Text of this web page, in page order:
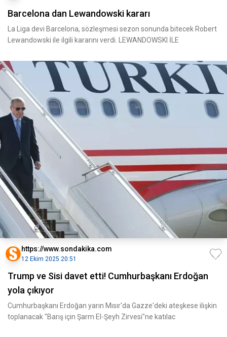
Barcelona dan Lewandowski kararı
La Liga devi Barcelona, sözleşmesi sezon sonunda bitecek Robert
Lewandowski ile ilgili kararını verdi. LEWANDOWSKI İLE
https://www.sondakika.com
12 Ekim 2025 20:51
Trump ve Sisi davet etti! Cumhurbaşkanı Erdoğan
yola çıkıyor
Cumhurbaşkanı Erdoğan yarın Mısır'da Gazze'deki ateşkese ilişkin
toplanacak "Barış için Şarm El-Şeyh Zirvesi"ne katılac